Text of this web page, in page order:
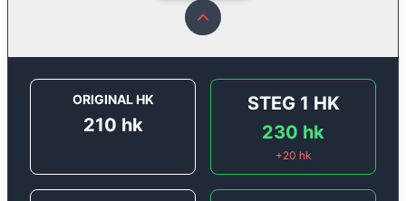
ORIGINAL HK
210 hk
STEG 1 HK
230 hk
+20 hk